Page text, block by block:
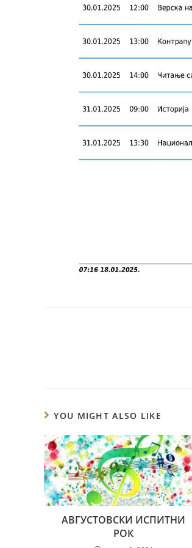
YOU MIGHT ALSO LIKE
АВГУСТОВСКИ ИСПИТНИ
РОК